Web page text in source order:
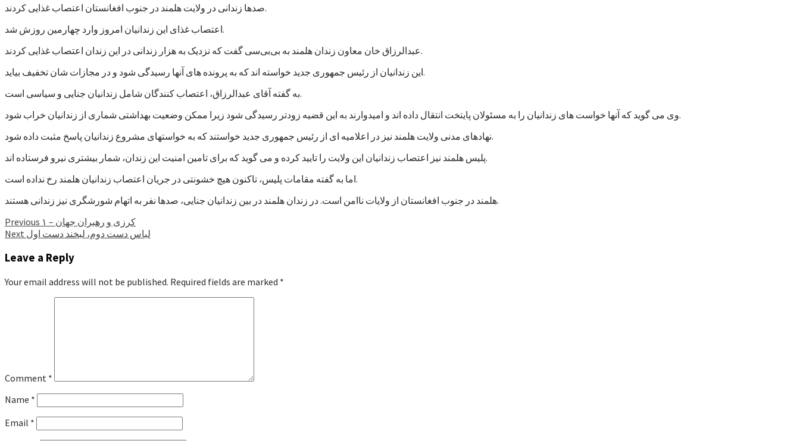
صدها زندانی در ولایت هلمند در جنوب افغانستان اعتصاب غذایی کردند.
اعتصاب غذای این زندانیان امروز وارد چهارمین روزش شد.
عبدالرزاق خان معاون زندان هلمند به بی‌بی‌سی گفت که نزدیک به هزار زندانی در این زندان اعتصاب غذایی کردند.
این زندانیان از رئیس جمهوری جدید خواسته اند که به پرونده های آنها رسیدگی شود و در مجازات شان تخفیف بیاید.
به گفته آقای عبدالرزاق، اعتصاب کنندگان شامل زندانیان جنایی و سیاسی است.
وی می گوید که آنها خواست های زندانیان را به مسئولان پایتخت انتقال داده اند و امیدوارند به این قضیه زودتر رسیدگی شود زیرا ممکن وضعیت بهداشتی شماری از زندانیان خراب شود.
نهادهای مدنی ولایت هلمند نیز در اعلامیه ای از رئیس جمهوری جدید خواستند که به خواستهای مشروع زندانیان پاسخ مثبت داده شود.
پلیس هلمند نیز اعتصاب زندانیان این ولایت را تایید کرده و می گوید که برای تامین امنیت این زندان، شمار بیشتری نیرو فرستاده اند.
اما به گفته مقامات پلیس، تاکنون هیچ خشونتی در جریان اعتصاب زندانیان هلمند رخ نداده است.
هلمند در جنوب افغانستان از ولایات ناامن است. در زندان هلمند در بین زندانیان جنایی، صدها نفر به اتهام شورشگری نیز زندانی هستند.
Continue
Reading
Previous
کرزی و رهبران جهان – ۱
Next لباس دست دوم، لبخند دست اول
Leave a Reply
Your email address will not be published. Required fields are marked *
Comment *
Name *
Email *